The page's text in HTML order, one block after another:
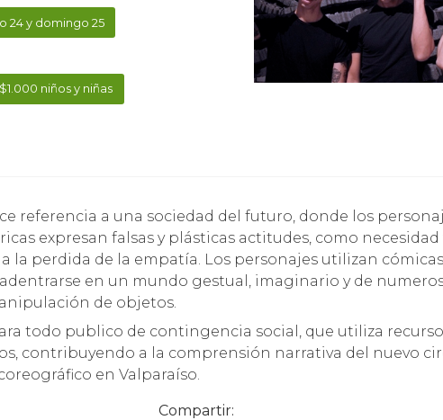
24 y domingo 25
niños y niñas
expresan falsas y plásticas actitudes, como necesidad
la perdida de la empatía. Los personajes utilizan
en un mundo gestual, imaginario y de
de objetos.
todo publico de contingencia social, que utiliza
contribuyendo a la comprensión narrativa del nuevo
en Valparaíso.
Compartir: